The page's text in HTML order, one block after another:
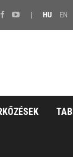
HU EN